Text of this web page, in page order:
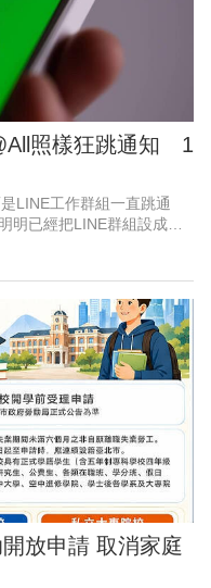
照樣狂跳通知 1
LINE工作群組一直跳通
明已經把LINE群組設成靜
照樣跳出通知，讓他無奈
放申請 取消家庭